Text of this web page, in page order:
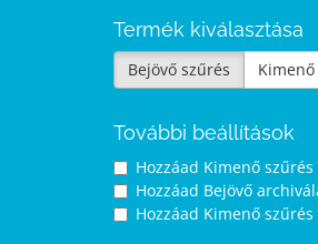
Termék kiválasztása
Bejövő szűrés
További beállítások
Hozzáad Kimenő szűrés
Hozzáad Bejövő
Hozzáad Kimenő